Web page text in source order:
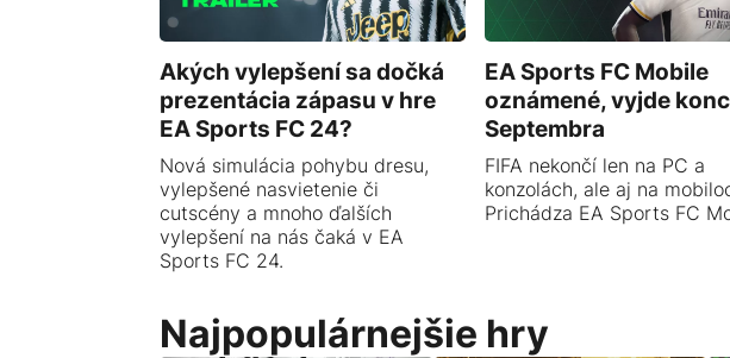
Akých vylepšení sa dočká
prezentácia zápasu v hre
EA Sports FC 24?
Nová simulácia pohybu dresu,
vylepšené nasvietenie či
cutscény a mnoho ďalších
vylepšení na nás čaká v EA
Sports FC 24.
EA Sports FC Mobile
oznámené, vyjde
Septembra
FIFA nekončí len na PC a
konzolách, ale aj na
Prichádza EA Sports FC
Najpopulárnejšie hry